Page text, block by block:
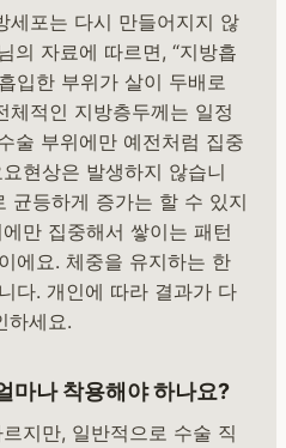
세포는 다시 만들어지지 않
의 자료에 따르면, “지방흡
입한 부위가 살이 두배로
체적인 지방층두께는 일정
술 부위에만 예전처럼 집중
현상은 발생하지 않습니
균등하게 증가는 할 수 있지
만 집중해서 쌓이는 패턴
에요. 체중을 유지하는 한
다. 개인에 따라 결과가 다
하세요.
마나 착용해야 하나요?
지만, 일반적으로 수술 직